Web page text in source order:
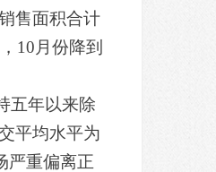
售面积合计
10月份降到
五年以来除
平均水平为
严重偏离正